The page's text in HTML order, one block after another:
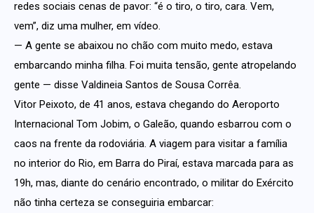
redes sociais cenas de pavor: “é o tiro, o tiro, cara. Vem,
vem”, diz uma mulher, em vídeo.
— A gente se abaixou no chão com muito medo, estava
embarcando minha filha. Foi muita tensão, gente atropelando
gente — disse Valdineia Santos de Sousa Corrêa.
Vitor Peixoto, de 41 anos, estava chegando do Aeroporto
Internacional Tom Jobim, o Galeão, quando esbarrou com o
caos na frente da rodoviária. A viagem para visitar a família
no interior do Rio, em Barra do Piraí, estava marcada para as
19h, mas, diante do cenário encontrado, o militar do Exército
não tinha certeza se conseguiria embarcar: